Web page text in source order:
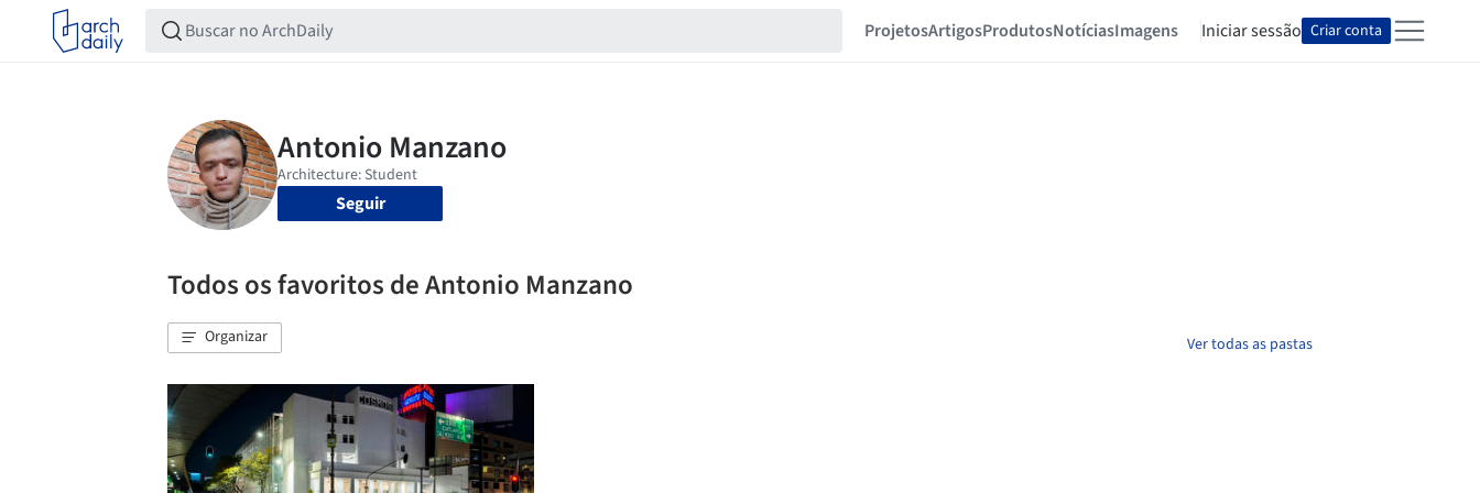
ProjetosArtigosProdutosNotíciasImagens Iniciar sessão Criar conta
Seguir
Todos os favoritos de Antonio Manzano
Organizar Ver todas as pastas